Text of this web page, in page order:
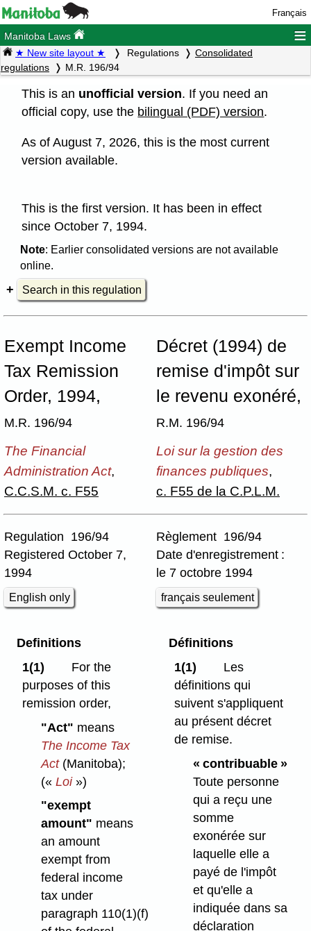
Français
Manitoba Laws ≡
★ New site layout ★ Regulations
Consolidated
regulations
M.R. 196/94
This is an unofficial version. If you need an
official copy, use the bilingual (PDF) version.
As of August 7, 2026, this is the most current
version available.
This is the first version. It has been in effect
since October 7, 1994.
Note: Earlier consolidated versions are not available
online.
Search in this regulation
Exempt Income
Tax Remission
Order, 1994,
M.R. 196/94
Décret (1994) de
remise d'impôt sur
le revenu exonéré,
R.M. 196/94
The Financial
Administration Act,
C.C.S.M. c. F55
Loi sur la gestion des
finances publiques,
c. F55 de la C.P.L.M.
Regulation 196/94
Registered October 7,
1994
English only
Règlement 196/94
Date d'enregistrement :
le 7 octobre 1994
français seulement
Definitions
1(1)
For the
purposes of this
remission order,
"Act" means
The Income Tax
Act(Manitoba);
(«Loi »)
"exempt
amount" means
an amount
exempt from
federal income
tax under
paragraph 110(1)⁠(f)
Définitions
1(1)
Les
définitions qui
suivent s'appliquent
au présent décret
de remise.
« contribuable »
Toute personne
qui a reçu une
somme
exonérée sur
laquelle elle a
payé de l'impôt
et qu'elle a
indiquée dans sa
déclaration